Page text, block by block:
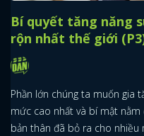
Bí quyết tăng năng
rộn nhất thế giới
Phần lớn chúng ta muốn gia
mức cao nhất và bí mật
bản thân đã bỏ ra cho nhiều